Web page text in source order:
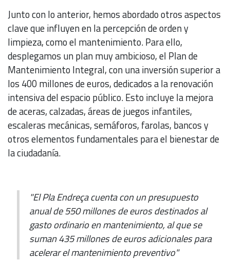
Junto con lo anterior, hemos abordado otros aspectos
clave que influyen en la percepción de orden y
limpieza, como el mantenimiento. Para ello,
desplegamos un plan muy ambicioso, el Plan de
Mantenimiento Integral, con una inversión superior a
los 400 millones de euros, dedicados a la renovación
intensiva del espacio público. Esto incluye la mejora
de aceras, calzadas, áreas de juegos infantiles,
escaleras mecánicas, semáforos, farolas, bancos y
otros elementos fundamentales para el bienestar de
la ciudadanía.
"El Pla Endreça cuenta con un presupuesto
anual de 550 millones de euros destinados al
gasto ordinario en mantenimiento, al que se
suman 435 millones de euros adicionales para
acelerar el mantenimiento preventivo"